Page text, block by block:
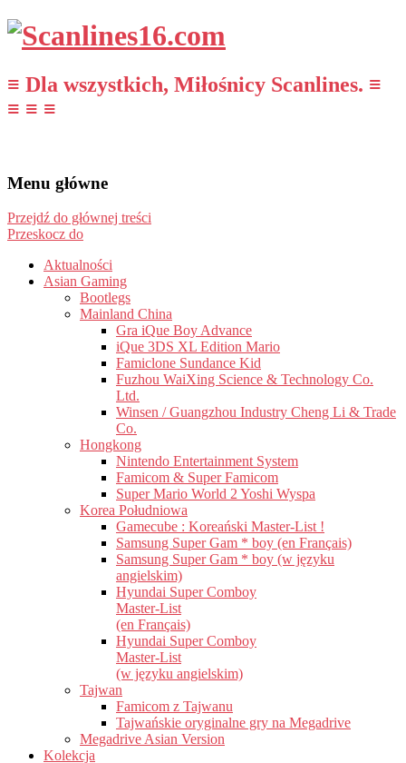
≡ Dla wszystkich, Miłośnicy Scanlines. ≡
≡ ≡ ≡
Menu główne
Przejdź do głównej treści
Przeskocz do
Aktualności
Asian Gaming
Bootlegs
Mainland China
Gra iQue Boy Advance
iQue 3DS XL Edition Mario
Famiclone Sundance Kid
Fuzhou WaiXing Science & Technology Co.
Ltd.
Winsen / Guangzhou Industry Cheng Li & Trade
Co.
Hongkong
Nintendo Entertainment System
Famicom & Super Famicom
Super Mario World 2 Yoshi Wyspa
Korea Południowa
Gamecube : Koreański Master-List !
Samsung Super Gam * boy (en Français)
Samsung Super Gam * boy (w języku
angielskim)
Hyundai Super Comboy
Master-List
(en Français)
Hyundai Super Comboy
Master-List
(w języku angielskim)
Tajwan
Famicom z Tajwanu
Tajwańskie oryginalne gry na Megadrive
Megadrive Asian Version
Kolekcja